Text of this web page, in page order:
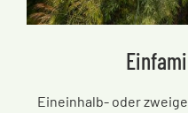
Eineinhalb- oder